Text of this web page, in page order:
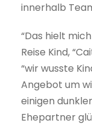
innerhalb
“Das hielt
Reise Kind,
“wir wusste
Angebot um
einigen
Ehepartner